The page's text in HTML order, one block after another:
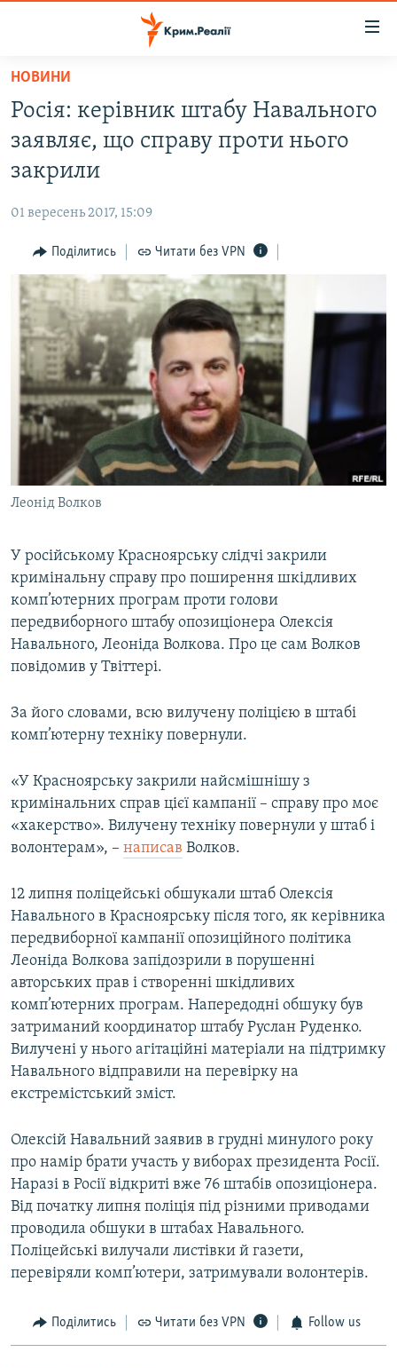
Перейти
основного
матеріалу
до
основної
навігації
Перейти
пошуку
БЛОГИ
ПОГЛЯД
ІНТЕРВ'Ю
ВСЕ ЗА ДЕНЬ
СПЕЦПРОЕКТИ
ДЕПОРТАЦІЯ
ВІДЕОУРОКИ «ELIFBE»
СВІДЧЕННЯ ОКУПАЦІЇ
УКРАЇНСЬКА ПРОБЛЕМА КРИМУ
ІНФОГРАФІКА
ЯК ОБІЙТИ БЛОКУВАННЯ
Русский
Qırımtatar
ДОЛУЧАЙСЯ!
Усі сайти RFE/RL
НОВИНИ
Росія: керівник штабу Навального
заявляє, що справу проти нього
закрили
01 вересень 2017, 15:09
Поділитись Читати без VPN
Леонід Волков
У російському Красноярську слідчі закрили
кримінальну справу про поширення шкідливих
комп’ютерних програм проти голови
передвиборного штабу опозиціонера Олексія
Навального, Леоніда Волкова. Про це сам Волков
повідомив у Твіттері.
За його словами, всю вилучену поліцією в штабі
комп’ютерну техніку повернули.
«У Красноярську закрили найсмішнішу з
кримінальних справ цієї кампанії – справу про моє
«хакерство». Вилучену техніку повернули у штаб і
волонтерам», – написав Волков.
12 липня поліцейські обшукали штаб Олексія
Навального в Красноярську після того, як керівника
передвиборної кампанії опозиційного політика
Леоніда Волкова запідозрили в порушенні
авторських прав і створенні шкідливих
комп’ютерних програм. Напередодні обшуку був
затриманий координатор штабу Руслан Руденко.
Вилучені у нього агітаційні матеріали на підтримку
Навального відправили на перевірку на
екстремістський зміст.
Олексій Навальний заявив в грудні минулого року
про намір брати участь у виборах президента Росії.
Наразі в Росії відкриті вже 76 штабів опозиціонера.
Від початку липня поліція під різними приводами
проводила обшуки в штабах Навального.
Поліцейські вилучали листівки й газети,
перевіряли комп’ютери, затримували волонтерів.
Поділитись Читати без VPN Follow us